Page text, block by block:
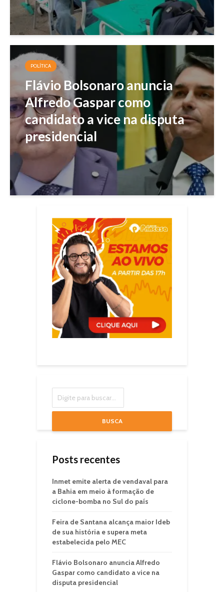
POLÍTICA
Flávio Bolsonaro anuncia
Alfredo Gaspar como
candidato a vice na disputa
presidencial
BUSCA
Posts recentes
Inmet emite alerta de vendaval para
a Bahia em meio à formação de
ciclone-bomba no Sul do país
Feira de Santana alcança maior Ideb
de sua história e supera meta
estabelecida pelo MEC
Flávio Bolsonaro anuncia Alfredo
Gaspar como candidato a vice na
disputa presidencial